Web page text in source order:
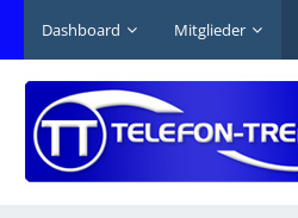
Dashboard Mitglieder